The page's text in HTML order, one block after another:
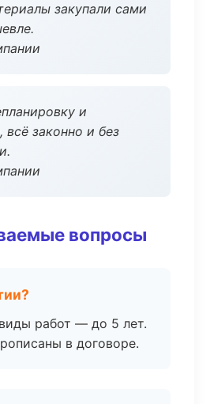
закупали сами
и
всё законно и без
вопросы
работ — до 5 лет.
в договоре.